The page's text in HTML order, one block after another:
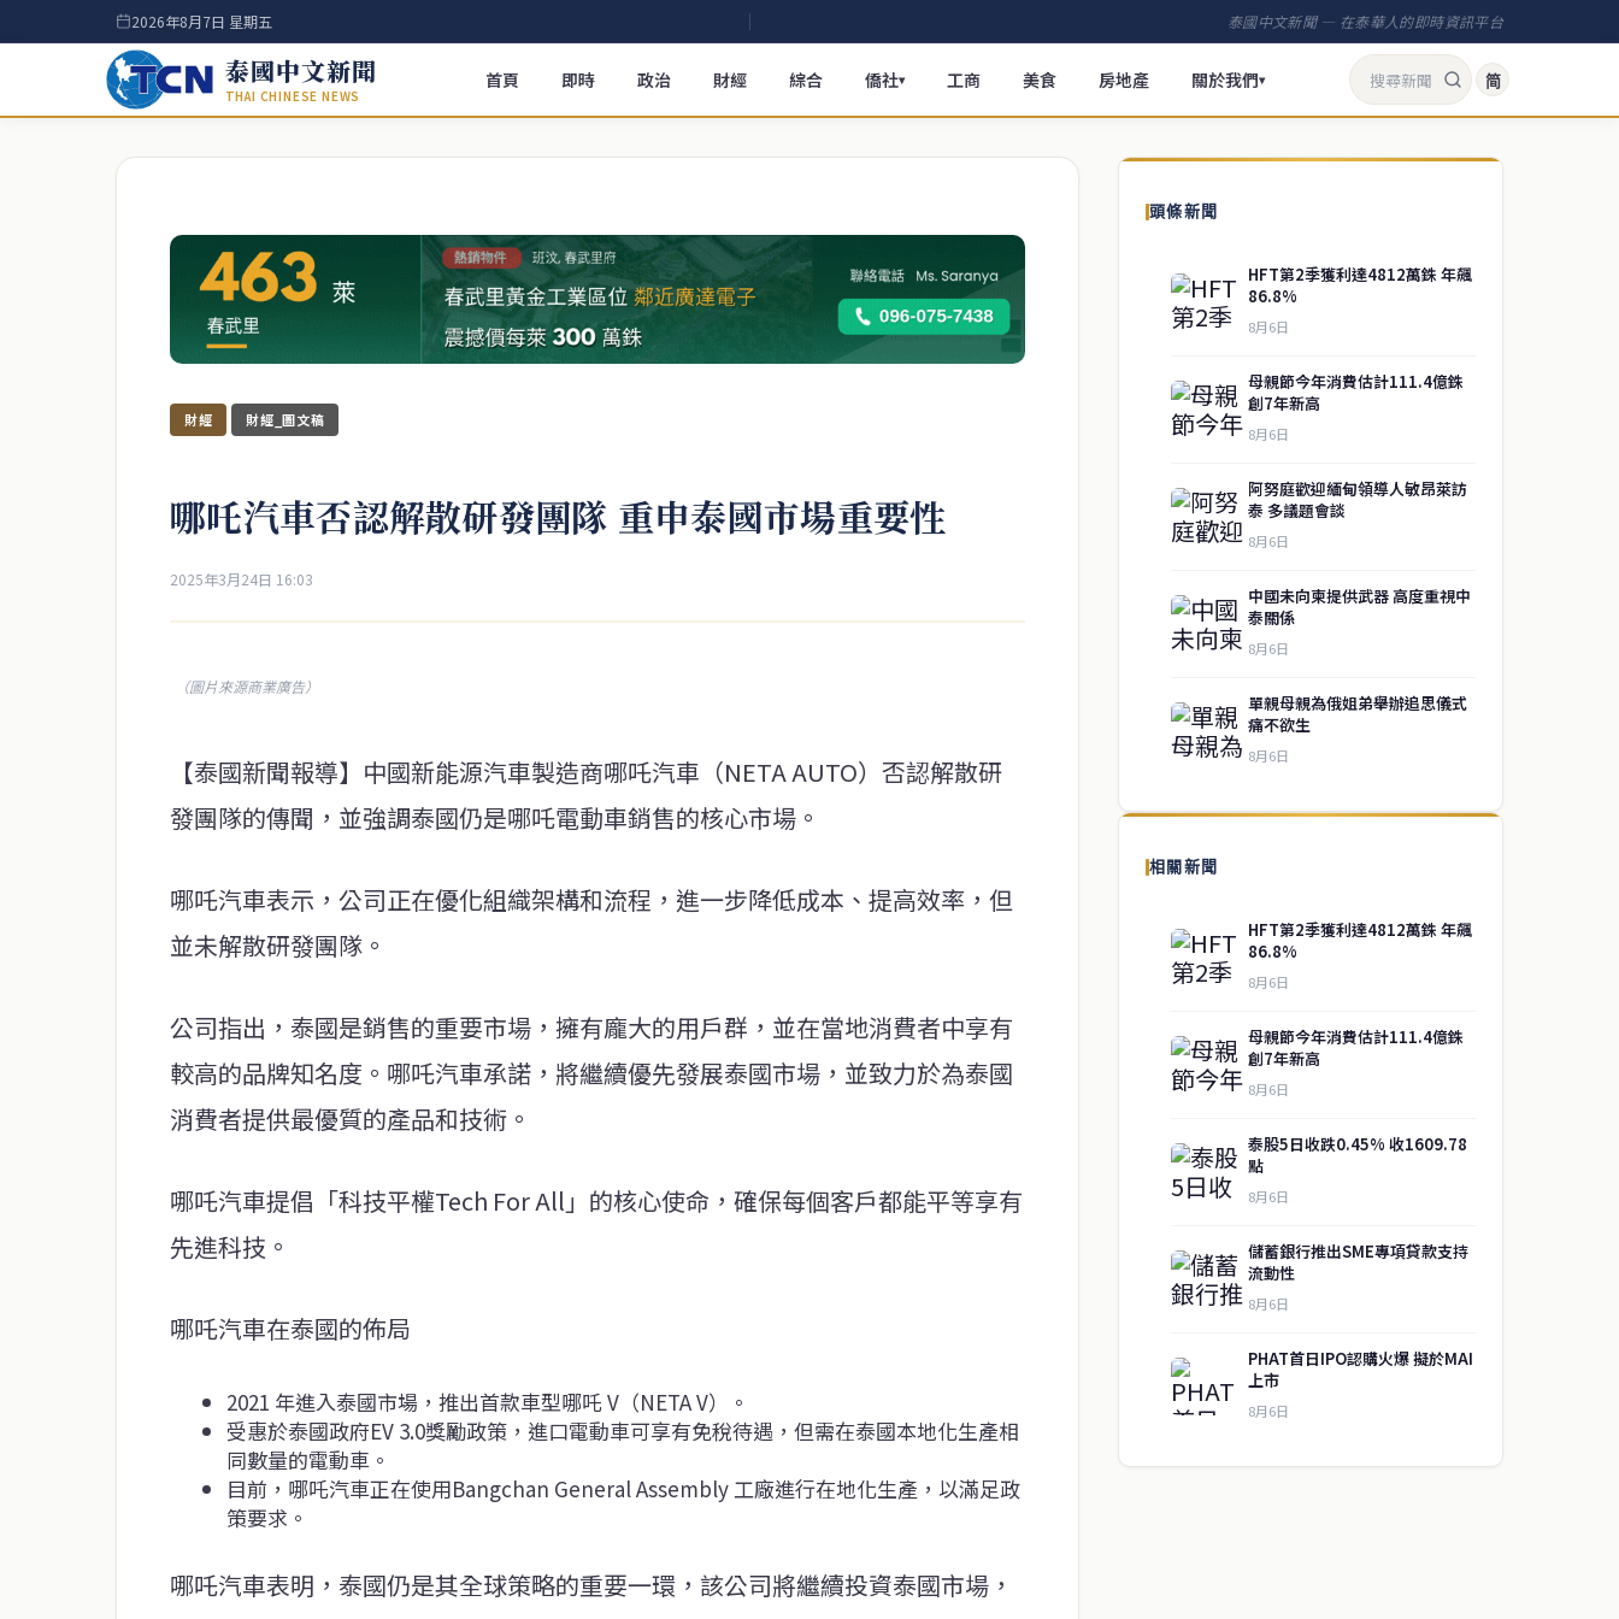
2026年8月7日 星期五 泰國中文新聞 — 在泰華人的即時資訊平台
泰國中文新聞
THAI CHINESE NEWS
首頁 即時 政治 財經 綜合 僑社▾ 工商 美食 房地產 關於我們▾ 简
財經 財經_圖文稿
哪吒汽車否認解散研發團隊 重申泰國市場重要性
2025年3月24日 16:03
（圖片來源商業廣告）
【泰國新聞報導】中國新能源汽車製造商哪吒汽車（NETA AUTO）否認解散研
發團隊的傳聞，並強調泰國仍是哪吒電動車銷售的核心市場。
哪吒汽車表示，公司正在優化組織架構和流程，進一步降低成本、提高效率，但
並未解散研發團隊。
公司指出，泰國是銷售的重要市場，擁有龐大的用戶群，並在當地消費者中享有
較高的品牌知名度。哪吒汽車承諾，將繼續優先發展泰國市場，並致力於為泰國
消費者提供最優質的產品和技術。
哪吒汽車提倡「科技平權Tech For All」的核心使命，確保每個客戶都能平等享有
先進科技。
哪吒汽車在泰國的佈局
2021 年進入泰國市場，推出首款車型哪吒 V（NETA V）。
受惠於泰國政府EV 3.0獎勵政策，進口電動車可享有免稅待遇，但需在泰國本地化生產相
同數量的電動車。
目前，哪吒汽車正在使用Bangchan General Assembly 工廠進行在地化生產，以滿足政
策要求。
哪吒汽車表明，泰國仍是其全球策略的重要一環，該公司將繼續投資泰國市場，
頭條新聞
HFT第2季獲利達4812萬銖 年飆
86.8%
8月6日
母親節今年消費估計111.4億銖
創7年新高
8月6日
阿努庭歡迎緬甸領導人敏昂萊訪
泰 多議題會談
8月6日
中國未向柬提供武器 高度重視中
泰關係
8月6日
單親母親為俄姐弟舉辦追思儀式
痛不欲生
8月6日
相關新聞
HFT第2季獲利達4812萬銖 年飆
86.8%
8月6日
母親節今年消費估計111.4億銖
創7年新高
8月6日
泰股5日收跌0.45% 收1609.78
點
8月6日
儲蓄銀行推出SME專項貸款支持
流動性
8月6日
PHAT首日IPO認購火爆 擬於MAI
上市
8月6日